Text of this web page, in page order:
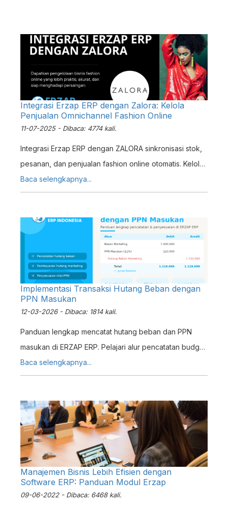
Integrasi Erzap ERP dengan Zalora: Kelola
Penjualan Omnichannel Fashion Online
11-07-2025 - Dibaca: 4774 kali.
Integrasi Erzap ERP dengan ZALORA sinkronisasi stok,
pesanan, dan penjualan fashion online otomatis. Kelola
omnichannel zalora lebih efisien dalam satu sistem.
Baca selengkapnya...
Implementasi Transaksi Hutang Beban dengan
PPN Masukan
12-03-2026 - Dibaca: 1814 kali.
Panduan lengkap mencatat hutang beban dan PPN
masukan di ERZAP ERP. Pelajari alur pencatatan budget
marketing dari awal hingga penyesuaian pajak
masukan.
Baca selengkapnya...
Manajemen Bisnis Lebih Efisien dengan
Software ERP: Panduan Modul Erzap
09-06-2022 - Dibaca: 6468 kali.